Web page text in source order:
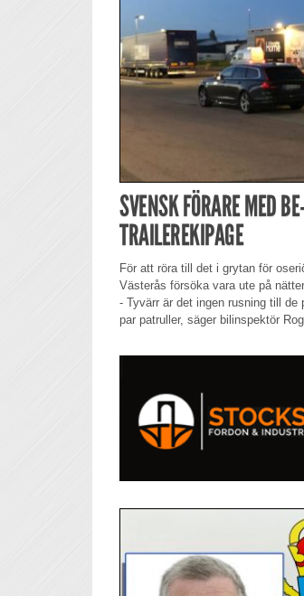
SVENSK FÖRARE MED
TRAILEREKIPAGE
För att röra till det i grytan för
Västerås försöka vara ute på
- Tyvärr är det ingen rusning till
par patruller, säger bilinspektör